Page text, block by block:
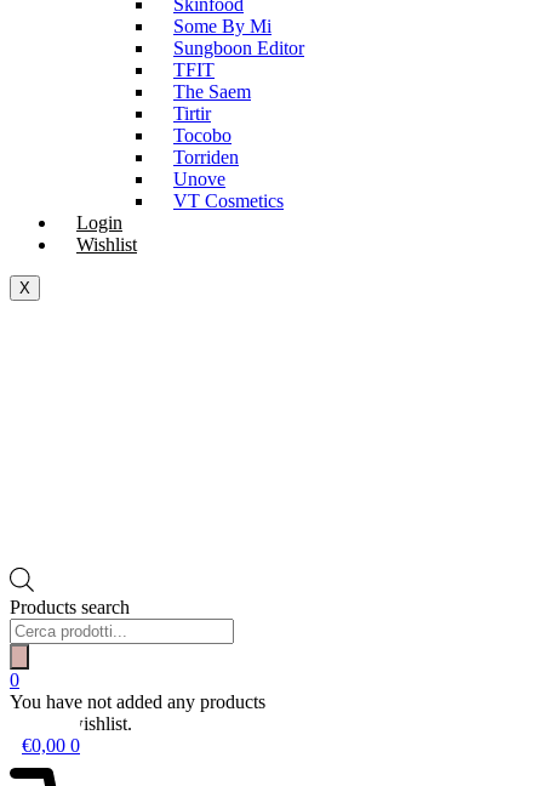
Skinfood
Some By Mi
Sungboon Editor
TFIT
The Saem
Tirtir
Tocobo
Torriden
Unove
VT Cosmetics
Login
Wishlist
X
Products search
0
You have not added any products
to your wishlist.
€0,00 0